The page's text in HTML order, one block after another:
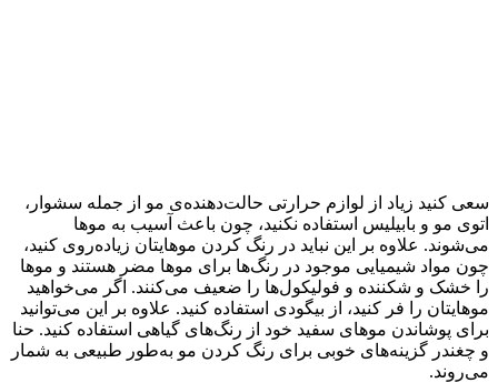
سعی کنید زیاد از لوازم حرارتی حالت‌دهنده‌ی مو از جمله سشوار،
اتوی مو و بابیلیس استفاده نکنید، چون باعث آسیب به موها
می‌شوند. علاوه بر این نباید در رنگ کردن موهایتان زیاده‌روی کنید،
چون مواد شیمیایی موجود در رنگ‌ها برای موها مضر هستند و موها
را خشک و شکننده و فولیکول‌ها را ضعیف می‌کنند. اگر می‌خواهید
موهایتان را فر کنید، از بیگودی استفاده کنید. علاوه بر این می‌توانید
برای پوشاندن موهای سفید خود از رنگ‌های گیاهی استفاده کنید‌. حنا
و چغندر گزینه‌های خوبی برای رنگ کردن مو به‌طور طبیعی به شمار
می‌روند.